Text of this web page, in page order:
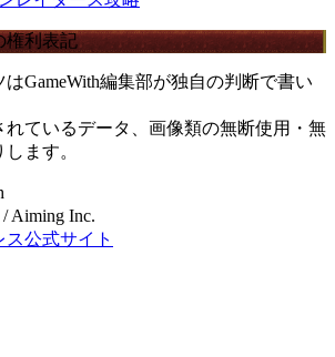
権利表記
GameWith編集部が独自の判断で書い
ているデータ、画像類の無断使用・無
ます。
Aiming Inc.
公式サイト